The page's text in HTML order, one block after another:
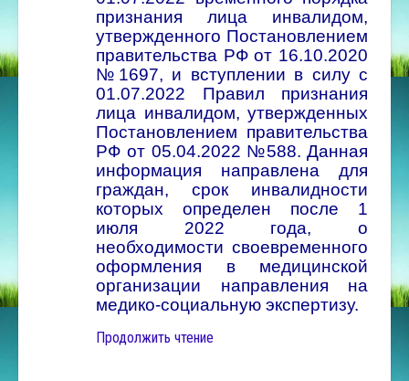
признания лица инвалидом,
утвержденного Постановлением
правительства РФ от 16.10.2020
№1697, и вступлении в силу с
01.07.2022 Правил признания
лица инвалидом, утвержденных
Постановлением правительства
РФ от 05.04.2022 №588. Данная
информация направлена для
граждан, срок инвалидности
которых определен после 1
июля 2022 года, о
необходимости своевременного
оформления в медицинской
организации направления на
медико-социальную экспертизу.
Продолжить чтение